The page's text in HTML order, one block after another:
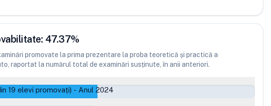
47.37%
promovate la prima prezentare la proba teoretică și practică a
raportat la numărul total de examinări susținute, în anii anteriori.
19 elevi promovați) - Anul 2024